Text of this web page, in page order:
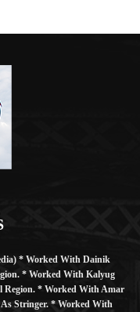
* Worked With Dainik
* Worked With Kalyug
Region. * Worked With Amar
Stringer. * Worked With